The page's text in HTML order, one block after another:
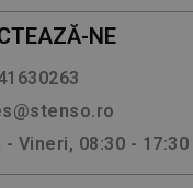
NE
- Vineri, 08:30 - 17:30